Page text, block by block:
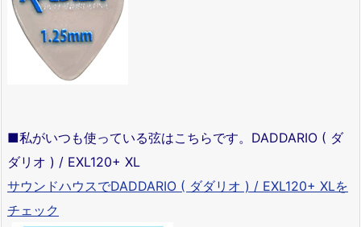
■私がいつも使っている弦はこちらです。DADDARIO ( ダ
ダリオ ) / EXL120+ XL
サウンドハウスでDADDARIO ( ダダリオ ) / EXL120+ XLを
チェック